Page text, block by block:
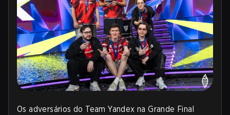
Os adversários do Team Yandex na Grande Final